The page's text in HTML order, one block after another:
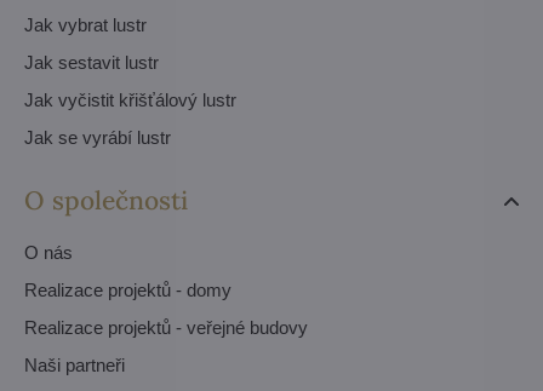
Jak vybrat lustr
Jak sestavit lustr
Jak vyčistit křišťálový lustr
Jak se vyrábí lustr
O společnosti
O nás
Realizace projektů - domy
Realizace projektů - veřejné budovy
Naši partneři